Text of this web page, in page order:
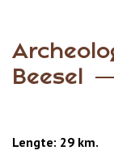
Beesel
Lengte: 29 km.